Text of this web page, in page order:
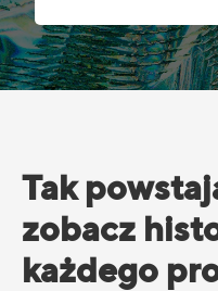
Tak
zobacz
każdego